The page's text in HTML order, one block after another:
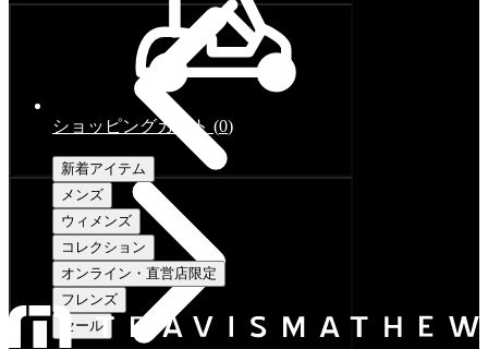
ショッピングカート (0)
新着アイテム
メンズ
ウィメンズ
コレクション
オンライン・直営店限定
フレンズ
セール